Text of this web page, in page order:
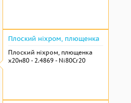
Плоский ніхром, плющенка
Плоский ніхром, плющенка
х20н80 - 2.4869 - Ni80Cr20